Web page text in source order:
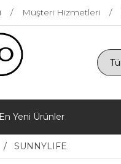
Müşteri Hizmetleri
En Yeni Ürünler
SUNNYLIFE